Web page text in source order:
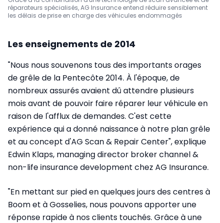
réparateurs spécialisés, AG Insurance entend réduire sensiblement
les délais de prise en charge des véhicules endommagés
Les enseignements de 2014
"Nous nous souvenons tous des importants orages
de grêle de la Pentecôte 2014. À l'époque, de
nombreux assurés avaient dû attendre plusieurs
mois avant de pouvoir faire réparer leur véhicule en
raison de l'afflux de demandes. C'est cette
expérience qui a donné naissance à notre plan grêle
et au concept d'AG Scan & Repair Center", explique
Edwin Klaps, managing director broker channel &
non-life insurance development chez AG Insurance.
"En mettant sur pied en quelques jours des centres à
Boom et à Gosselies, nous pouvons apporter une
réponse rapide à nos clients touchés. Grâce à une